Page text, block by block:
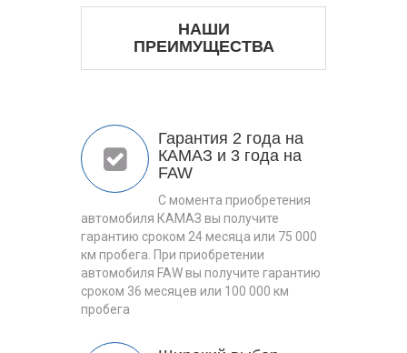
НАШИ
ПРЕИМУЩЕСТВА
Гарантия 2 года на
КАМАЗ и 3 года на
FAW
С момента приобретения
автомобиля КАМАЗ вы получите
гарантию сроком 24 месяца или 75 000
км пробега. При приобретении
автомобиля FAW вы получите гарантию
сроком 36 месяцев или 100 000 км
пробега